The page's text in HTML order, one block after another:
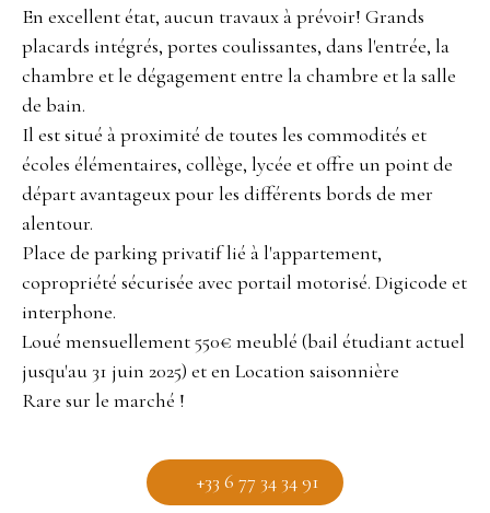
En excellent état, aucun travaux à prévoir! Grands
placards intégrés, portes coulissantes, dans l'entrée, la
chambre et le dégagement entre la chambre et la salle
de bain.
Il est situé à proximité de toutes les commodités et
écoles élémentaires, collège, lycée et offre un point de
départ avantageux pour les différents bords de mer
alentour.
Place de parking privatif lié à l'appartement,
copropriété sécurisée avec portail motorisé. Digicode et
interphone.
Loué mensuellement 550€ meublé (bail étudiant actuel
jusqu'au 31 juin 2025) et en Location saisonnière
Rare sur le marché !
+33 6 77 34 34 91